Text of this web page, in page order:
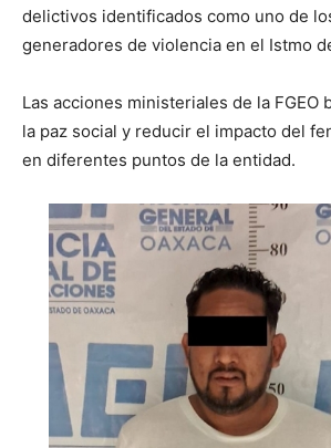
delictivos identificados como uno de
generadores de violencia en el Istmo
Las acciones ministeriales de la FGEO
la paz social y reducir el impacto del
en diferentes puntos de la entidad.